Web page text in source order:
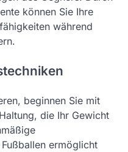
können Sie Ihre
während
beginnen Sie mit
die Ihr Gewicht
ermöglicht